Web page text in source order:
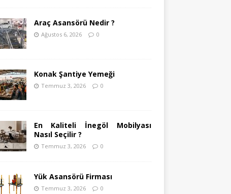
Araç Asansörü Nedir ?
Ağustos 6, 2026 0
Konak Şantiye Yemeği
Temmuz 3, 2026 0
En Kaliteli İnegöl Mobilyası
Nasıl Seçilir ?
Temmuz 3, 2026 0
Yük Asansörü Firması
Temmuz 3, 2026 0